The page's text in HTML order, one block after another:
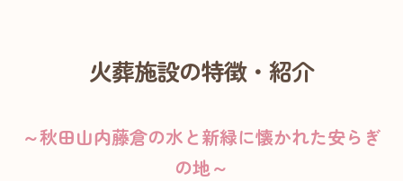
火葬施設の特徴・紹介
～秋田山内藤倉の水と新緑に懐かれた安らぎ
の地～